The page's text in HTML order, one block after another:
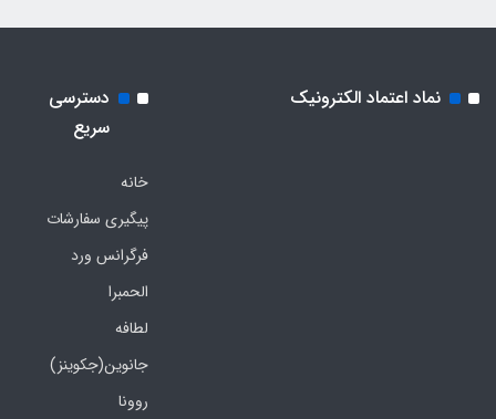
نماد اعتماد الکترونیک
دسترسی
سریع
خانه
پیگیری سفارشات
فرگرانس ورد
الحمبرا
لطافه
جانوین(جکوینز)
روونا